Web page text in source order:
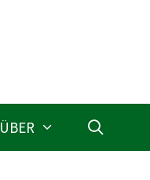
ÜBER